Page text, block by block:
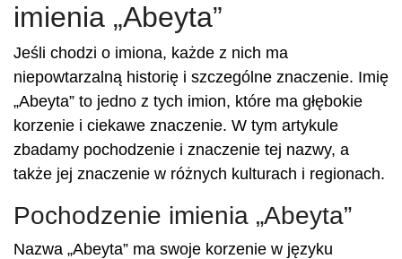
imienia „Abeyta”
Jeśli chodzi o imiona, każde z nich ma
niepowtarzalną historię i szczególne znaczenie. Imię
„Abeyta” to jedno z tych imion, które ma głębokie
korzenie i ciekawe znaczenie. W tym artykule
zbadamy pochodzenie i znaczenie tej nazwy, a
także jej znaczenie w różnych kulturach i regionach.
Pochodzenie imienia „Abeyta”
Nazwa „Abeyta” ma swoje korzenie w języku